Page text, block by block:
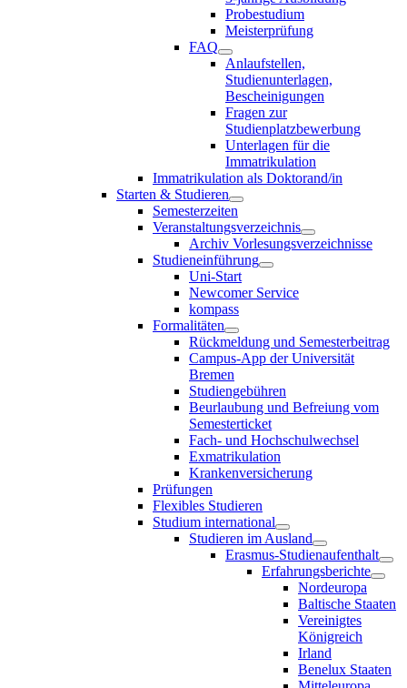
Probestudium
Meisterprüfung
FAQ
Anlaufstellen,
Studienunterlagen,
Bescheinigungen
Fragen zur
Studienplatzbewerbung
Unterlagen für die
Immatrikulation
Immatrikulation als Doktorand/in
Starten & Studieren
Semesterzeiten
Veranstaltungsverzeichnis
Archiv Vorlesungsverzeichnisse
Studieneinführung
Uni-Start
Newcomer Service
kompass
Formalitäten
Rückmeldung und Semesterbeitrag
Campus-App der Universität
Bremen
Studiengebühren
Beurlaubung und Befreiung vom
Semesterticket
Fach- und Hochschulwechsel
Exmatrikulation
Krankenversicherung
Prüfungen
Flexibles Studieren
Studium international
Studieren im Ausland
Erasmus-Studienaufenthalt
Erfahrungsberichte
Nordeuropa
Baltische Staaten
Vereinigtes
Königreich
Irland
Benelux Staaten